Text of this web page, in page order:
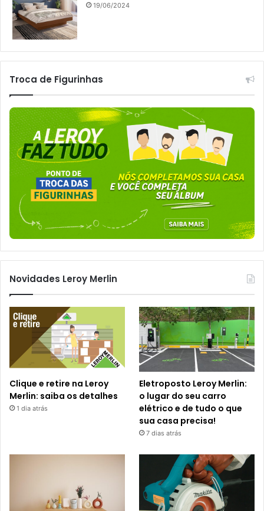
19/06/2024
Troca de Figurinhas
Novidades Leroy Merlin
Clique e retire na Leroy
Merlin: saiba os detalhes
1 dia atrás
Eletroposto Leroy Merlin:
o lugar do seu carro
elétrico e de tudo o que
sua casa precisa!
7 dias atrás